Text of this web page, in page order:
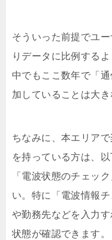
そういった前提でユ
りデータに比例する
中でもここ数年で「
加していることは大き
ちなみに、本エリア
を持っている方は、
「電波状態のチェッ
い。特に「電波情報
や勤務先などを入力
状態が確認できます。